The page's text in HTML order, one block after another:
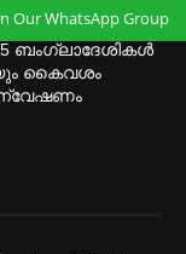
ബംഗ്ലാദേശികള്‍
കൈവശം
Our WhatsApp Group